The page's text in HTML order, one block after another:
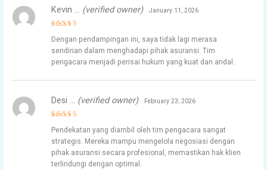
out of 5
Kevin … (verified owner) January 11, 2026
Dengan pendampingan ini, saya tidak lagi merasa
sendirian dalam menghadapi pihak asuransi. Tim
pengacara menjadi perisai hukum yang kuat dan andal.
out of 5
Desi … (verified owner) February 23, 2026
Pendekatan yang diambil oleh tim pengacara sangat
strategis. Mereka mampu mengelola negosiasi dengan
pihak asuransi secara profesional, memastikan hak klien
terlindungi dengan optimal.